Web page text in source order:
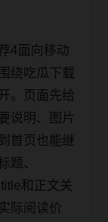
4面向移动
绕吃瓜下载
。页面先给
说明、图片
首页也能继
题、
和正文关
际阅读价